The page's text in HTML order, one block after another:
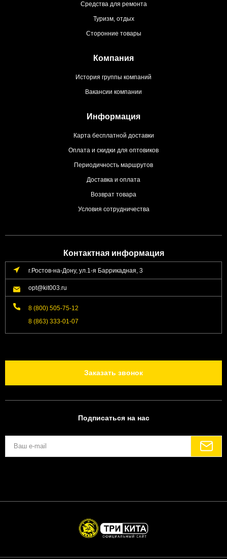
Средства для ремонта
Туризм, отдых
Сторонние товары
Компания
История группы компаний
Вакансии компании
Информация
Карта бесплатной доставки
Оплата и скидки для оптовиков
Периодичность маршрутов
Доставка и оплата
Возврат товара
Условия сотрудничества
Контактная информация
г.Ростов-на-Дону, ул.1-я Баррикадная, 3
opt@kit003.ru
8 (800) 505-75-12
8 (863) 333-01-07
Заказать звонок
Подписаться на нас